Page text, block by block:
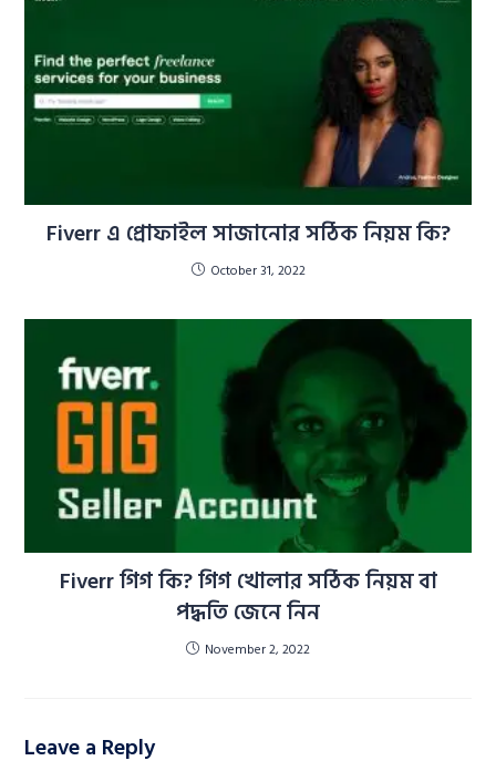
Fiverr এ প্রোফাইল সাজানোর সঠিক নিয়ম কি?
October 31, 2022
Fiverr গিগ কি? গিগ খোলার সঠিক নিয়ম বা
পদ্ধতি জেনে নিন
November 2, 2022
Leave a Reply